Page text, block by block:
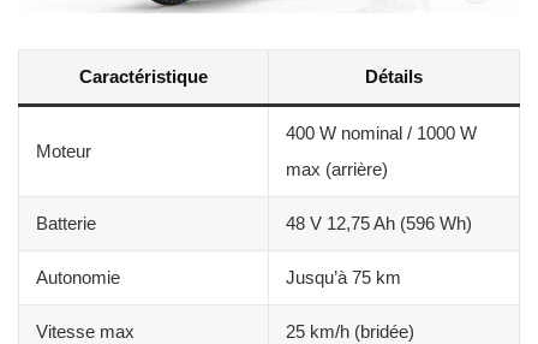
Caractéristique Détails
Moteur
400 W nominal / 1000 W
max (arrière)
Batterie 48 V 12,75 Ah (596 Wh)
Autonomie Jusqu’à 75 km
Vitesse max 25 km/h (bridée)